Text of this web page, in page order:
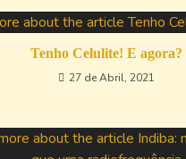
Tenho Celulite! E agora?
27 de Abril, 2021